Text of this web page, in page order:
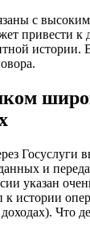
с
привести
истории.
Госуслуги
и
указан
истории
Что